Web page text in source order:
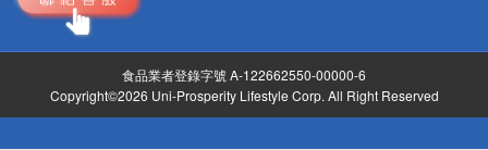
食品業者登錄字號 A-122662550-00000-6
Copyright©2026 Uni-Prosperity Lifestyle Corp. All Right Reserved